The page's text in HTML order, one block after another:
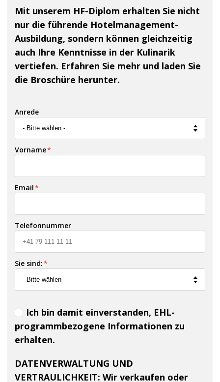
Mit unserem HF-Diplom erhalten Sie nicht
nur die führende Hotelmanagement-
Ausbildung, sondern können gleichzeitig
auch Ihre Kenntnisse in der Kulinarik
vertiefen. Erfahren Sie mehr und laden Sie
die Broschüre herunter.
Anrede
Vorname*
Email*
Telefonnummer
Sie sind:*
Ich bin damit einverstanden, EHL-
programmbezogene Informationen zu
erhalten.
DATENVERWALTUNG UND
VERTRAULICHKEIT: Wir verkaufen oder